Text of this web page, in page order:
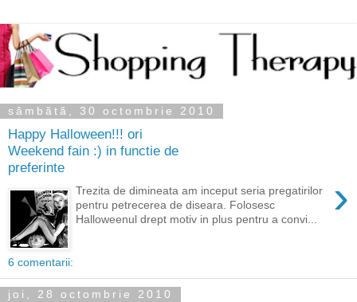
sâmbătă, 30 octombrie 2010
Happy Halloween!!! ori
Weekend fain :) in functie de
preferinte
›
Trezita de dimineata am inceput seria pregatirilor
pentru petrecerea de diseara. Folosesc
Halloweenul drept motiv in plus pentru a convi...
6 comentarii:
joi, 28 octombrie 2010